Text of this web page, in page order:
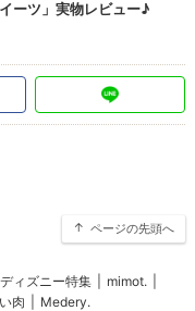
ページの先頭へ
ィズニー特集 mimot.
肉 Medery.